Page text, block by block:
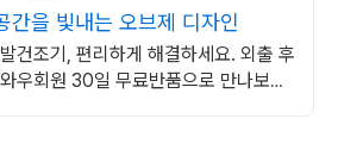
간을 빛내는 오브제 디자인
건조기, 편리하게 해결하세요. 외출 후
우회원 30일 무료반품으로 만나보세